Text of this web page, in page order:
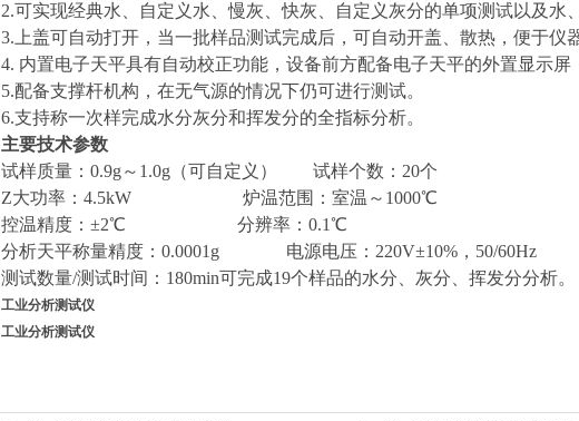
2.可实现经典水、自定义水、慢灰、快灰、自定义灰分的单项测试以及水
3.上盖可自动打开，当一批样品测试完成后，可自动开盖、散热，便于仪
4. 内置电子天平具有自动校正功能，设备前方配备电子天平的外置显示屏
5.配备支撑杆机构，在无气源的情况下仍可进行测试。
6.支持称一次样完成水分灰分和挥发分的全指标分析。
主要技术参数
试样质量： 0.9g～1.0g（可自定义） 试样个数：20个
Z大功率：4.5kW 炉温范围：室温～1000℃
控温精度： ±2℃ 分辨率：0.1℃
分析天平称量精度： 0.0001g 电源电压：220V±10%，50/60Hz
测试数量/测试时间：180min可完成19个样品的水分、灰分、挥发分分析。
工业分析测试仪
工业分析测试仪